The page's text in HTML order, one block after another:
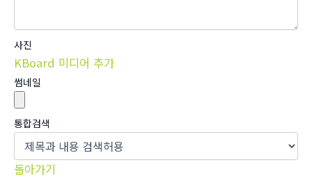
사진
KBoard 미디어 추가
썸네일
통합검색
돌아가기